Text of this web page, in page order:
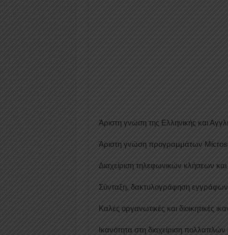
Άριστη γνώση της Ελληνικής και
Άριστη γνώση προγραμμάτων
Διαχείριση τηλεφωνικών κλήσεων
Σύνταξη, δακτυλογράφηση
Καλές οργανωτικές και διοικητικές
Ικανότητα στη διαχείριση